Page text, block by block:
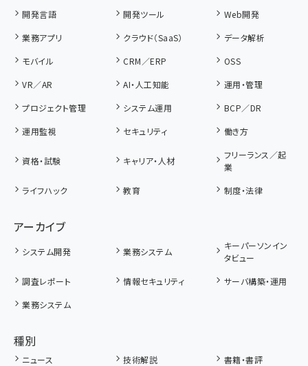
開発言語
開発ツール
Web開発
業務アプリ
クラウド（SaaS）
データ解析
モバイル
CRM／ERP
OSS
VR／AR
AI・人工知能
運用・管理
プロジェクト管理
システム運用
BCP／DR
運用監視
セキュリティ 働き方
資格・試験 キャリア・人材
フリーランス／起
業
ライフハック
教育 制度・法律
アーカイブ
システム開発 業務システム
キーパーソンイン
タビュー
調査レポート
情報セキュリティ
サーバ構築・運用
業務システム
種別
ニュース 技術解説
書籍・書評